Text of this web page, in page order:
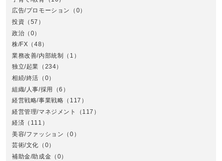
広告/プロモーション
（0）
投資 （57）
政治 （0）
株/FX （48）
業務改善/内部統制 （1）
独立/起業 （234）
相続/終活 （0）
組織/人事/採用
（6）
経営戦略/事業戦略 （117）
経営管理/マネジメント
（117）
経済 （111）
美容/ファッション （0）
芸術/文化 （0）
補助金/助成金 （0）